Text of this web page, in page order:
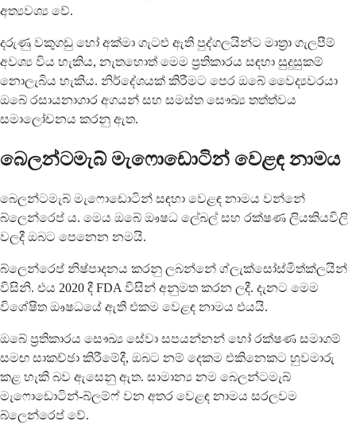
අත්‍යවශ්‍ය වේ.
දරුණු වකුගඩු හෝ අක්මා ගැටළු ඇති පුද්ගලයින්ට මාත්‍රා ගැලපීම්
අවශ්‍ය විය හැකිය, නැතහොත් මෙම ප්‍රතිකාරය සඳහා සුදුසුකම්
නොලැබිය හැකිය. නිර්දේශයක් කිරීමට පෙර ඔබේ වෛද්‍යවරයා
ඔබේ රසායනාගාර අගයන් සහ සමස්ත සෞඛ්‍ය තත්ත්වය
සමාලෝචනය කරනු ඇත.
බෙලන්ටමැබ් මැෆොඩොටින් වෙළඳ නාමය
බෙලන්ටමැබ් මැෆොඩොටින් සඳහා වෙළඳ නාමය වන්නේ
බ්ලෙන්රෙප් ය. මෙය ඔබේ ඖෂධ ලේබල් සහ රක්ෂණ ලියකියවිලි
වලදී ඔබට පෙනෙන නමයි.
බ්ලෙන්රෙප් නිෂ්පාදනය කරනු ලබන්නේ ග්ලැක්සෝස්මිත්ක්ලයින්
විසිනි. එය 2020 දී FDA විසින් අනුමත කරන ලදී. දැනට මෙම
විශේෂිත ඖෂධයේ ඇති එකම වෙළඳ නාමය එයයි.
ඔබේ ප්‍රතිකාරය සෞඛ්‍ය සේවා සපයන්නන් හෝ රක්ෂණ සමාගම්
සමඟ සාකච්ඡා කිරීමේදී, ඔබට නම් දෙකම එකිනෙකට හුවමාරු
කළ හැකි බව ඇසෙනු ඇත. සාමාන්‍ය නම බෙලන්ටමැබ්
මැෆොඩොටින්-බ්ලම්ෆ් වන අතර වෙළඳ නාමය සරලවම
බ්ලෙන්රෙප් වේ.